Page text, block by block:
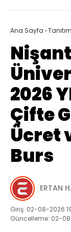
Ana Sayfa ›
2026
Çifte
Ücret
Burs
ERTAN
Giriş: 02-08-2026
Güncelleme: 02-